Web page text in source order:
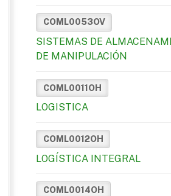
COML0053OV
SISTEMAS DE
DE MANIPULACIÓN
COML0011OH
LOGISTICA
COML0012OH
LOGÍSTICA INTEGRAL
COML0014OH